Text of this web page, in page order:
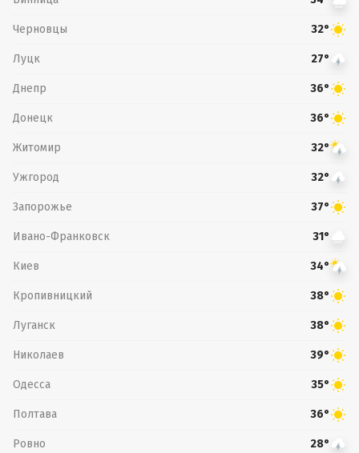
Черновцы 32°
Луцк 27°
Днепр 36°
Донецк 36°
Житомир 32°
Ужгород 32°
Запорожье 37°
Ивано-Франковск 31°
Киев 34°
Кропивницкий 38°
Луганск 38°
Николаев 39°
Одесса 35°
Полтава 36°
Ровно 28°